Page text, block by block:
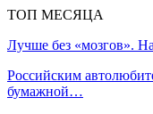
ТОП МЕСЯЦА
Лучше без «мозгов».
Российским
бумажной…